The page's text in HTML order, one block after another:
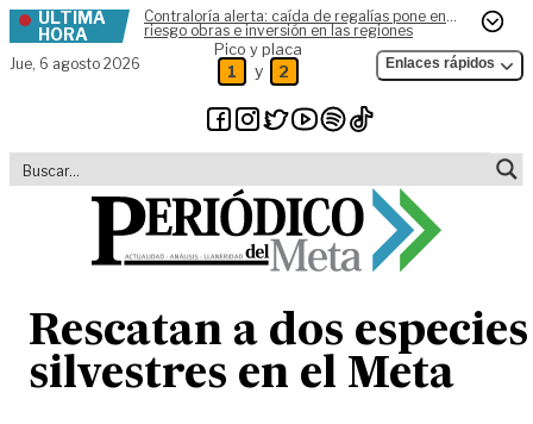
Skip to content
ÚLTIMA
HORA
Contraloría alerta: caída de regalías pone en
riesgo obras e inversión en las regiones
Jue, 6 agosto 2026
Pico y placa
1 y 2 Enlaces rápidos
Rescatan a dos especies
silvestres en el Meta